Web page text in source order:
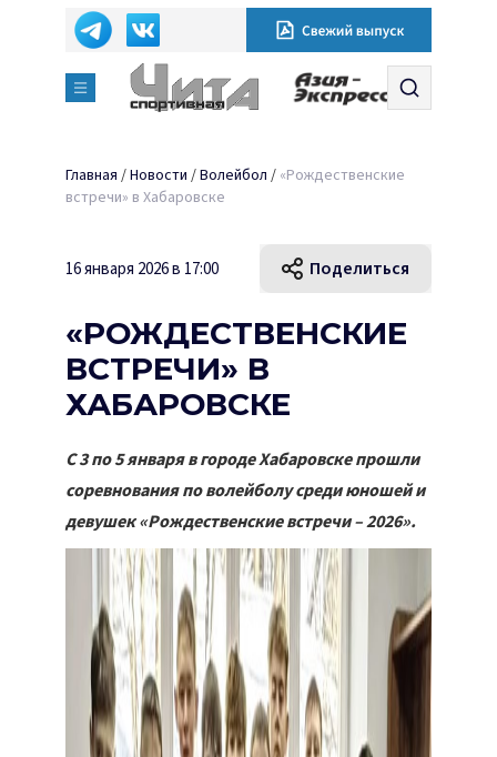
Главная /Новости /Волейбол / «Рождественские
встречи» в Хабаровске
16 января 2026 в 17:00 Поделиться
«РОЖДЕСТВЕНСКИЕ
ВСТРЕЧИ» В
ХАБАРОВСКЕ
С 3 по 5 января в городе Хабаровске прошли
соревнования по волейболу среди юношей и
девушек «Рождественские встречи – 2026».